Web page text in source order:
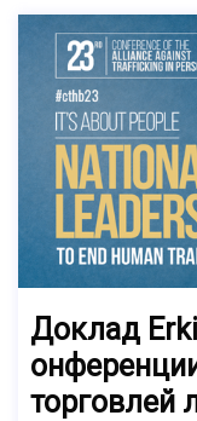
Доклад
торговлей